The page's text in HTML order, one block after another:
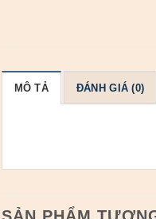
MÔ TẢ ĐÁNH GIÁ (0)